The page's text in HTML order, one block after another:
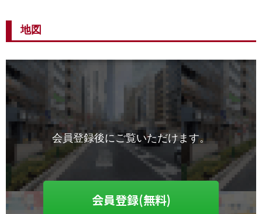
地図
会員登録後にご覧いただけます。
会員登録(無料)